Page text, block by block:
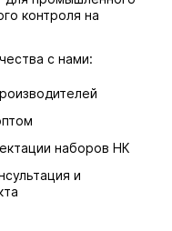
контроля на
с нами:
наборов НК
и